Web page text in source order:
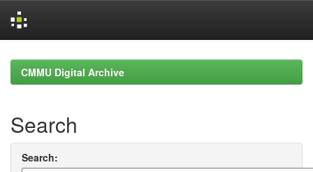
navigationCMMU Digital Archive
Search
Search: